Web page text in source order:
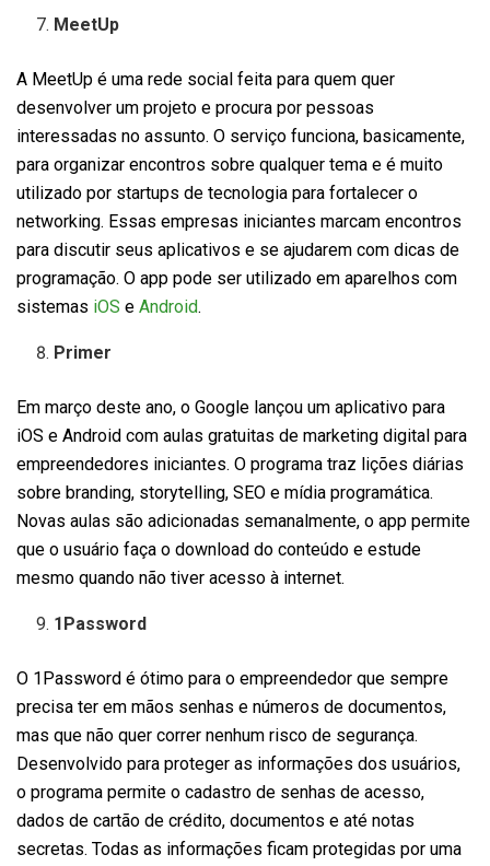
MeetUp
A MeetUp é uma rede social feita para quem quer
desenvolver um projeto e procura por pessoas
interessadas no assunto. O serviço funciona, basicamente,
para organizar encontros sobre qualquer tema e é muito
utilizado por startups de tecnologia para fortalecer o
networking. Essas empresas iniciantes marcam encontros
para discutir seus aplicativos e se ajudarem com dicas de
programação. O app pode ser utilizado em aparelhos com
sistemas iOS e Android.
Primer
Em março deste ano, o Google lançou um aplicativo para
iOS e Android com aulas gratuitas de marketing digital para
empreendedores iniciantes. O programa traz lições diárias
sobre branding, storytelling, SEO e mídia programática.
Novas aulas são adicionadas semanalmente, o app permite
que o usuário faça o download do conteúdo e estude
mesmo quando não tiver acesso à internet.
1Password
O 1Password é ótimo para o empreendedor que sempre
precisa ter em mãos senhas e números de documentos,
mas que não quer correr nenhum risco de segurança.
Desenvolvido para proteger as informações dos usuários,
o programa permite o cadastro de senhas de acesso,
dados de cartão de crédito, documentos e até notas
secretas. Todas as informações ficam protegidas por uma